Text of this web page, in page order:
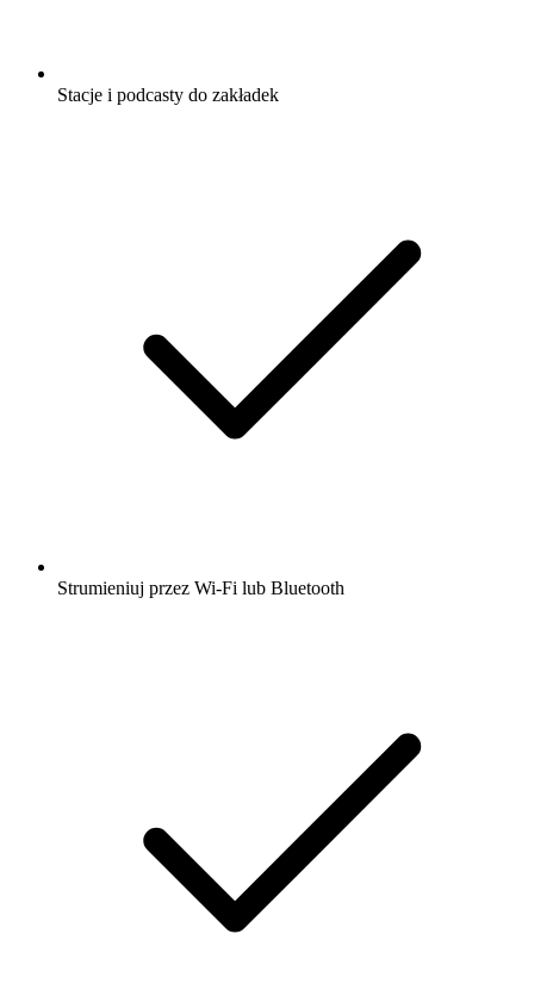
Stacje i podcasty do zakładek
Strumieniuj przez Wi-Fi lub Bluetooth